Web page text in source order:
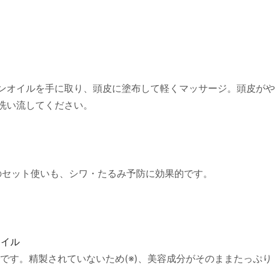
オイルを手に取り、頭皮に塗布して軽くマッサージ。頭皮がや
流してください。
ット使いも、シワ・たるみ予防に効果的です。
ル
です。精製されていないため(※)、美容成分がそのままたっぷり